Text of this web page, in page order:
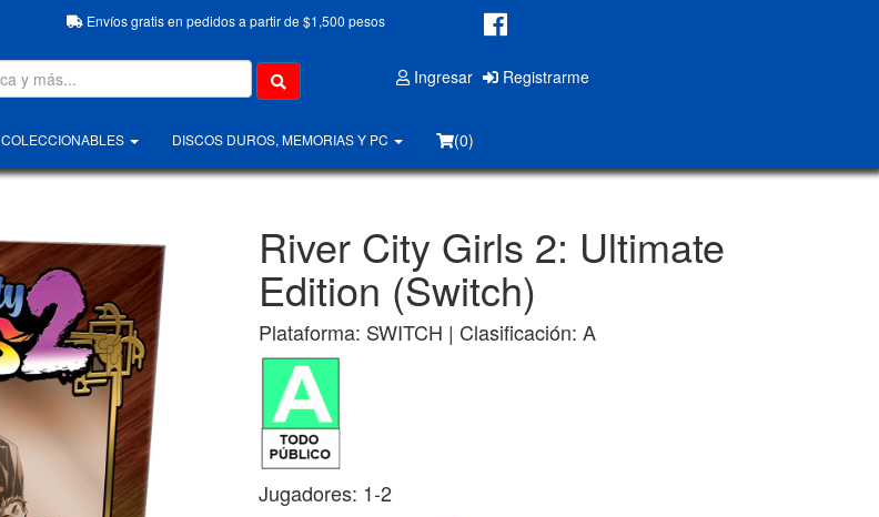
Envíos gratis en pedidos a partir de $1,500 pesos
Ingresar Registrarme
COLECCIONABLES DISCOS DUROS, MEMORIAS Y PC (0)
River City Girls 2: Ultimate
Edition (Switch)
Plataforma: SWITCH | Clasificación: A
Jugadores: 1-2